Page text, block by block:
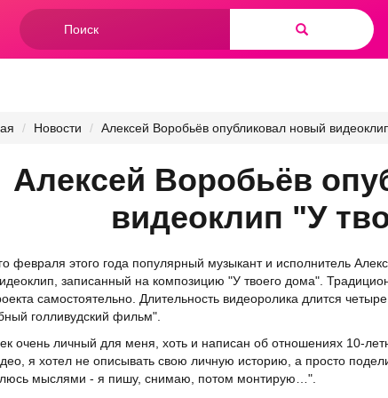
Форма
поиска
Новости Алексей Воробьёв опубликовал новый
Алексей Воробьёв
видеоклип "У
февраля этого года популярный музыкант и исполнитель
записанный на композицию "У твоего дома".
самостоятельно. Длительность видеоролика длится
голливудский фильм".
очень личный для меня, хоть и написан об отношениях 10-
я хотел не описывать свою личную историю, а просто
мыслями - я пишу, снимаю, потом монтирую…".